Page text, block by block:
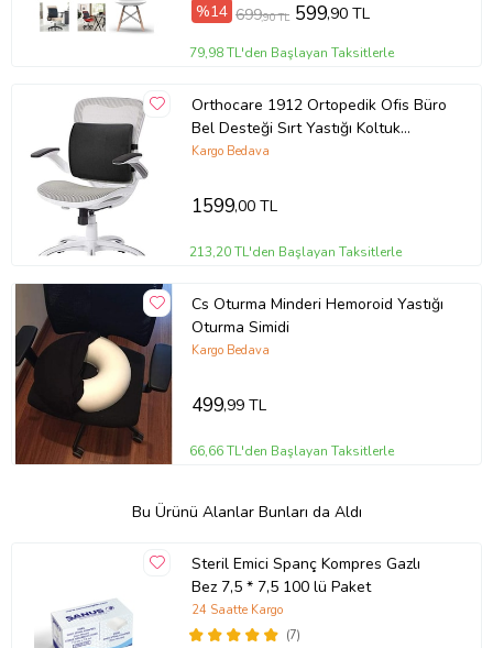
%14 699,90 TL 599,90 TL
79,98 TL'den Başlayan Taksitlerle
Orthocare 1912 Ortopedik Ofis Büro
Bel Desteği Sırt Yastığı Koltuk
Minderi Medikal Destekleyici Yastık
Kargo Bedava
1599,00 TL
213,20 TL'den Başlayan Taksitlerle
Cs Oturma Minderi Hemoroid Yastığı
Oturma Simidi
Kargo Bedava
499,99 TL
66,66 TL'den Başlayan Taksitlerle
Bu Ürünü Alanlar Bunları da Aldı
Steril Emici Spanç Kompres Gazlı
Bez 7,5 * 7,5 100 lü Paket
(7)
24 Saatte Kargo